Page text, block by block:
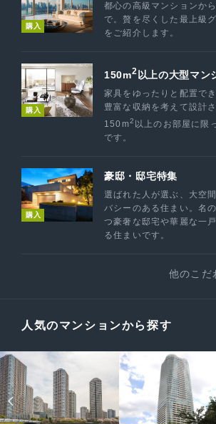
購入
都心の高級マンションか
で。贅を尽くした最上級
をご紹介します。
購入
150m2 以上の大型マン
家具をゆったりと配置で
豊富な収納を考えて設計
150m2 以上のお部屋に限
です。
購入
豪邸・邸宅特集
選ばれた人が選ぶ、大空
バシーのある住まい。名
つ豪奢な邸宅や華麗な一
る住まいです。
他のこだ
人気のマンションから探す